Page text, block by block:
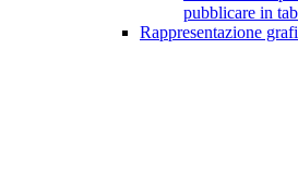
pubblicare in
Rappresentazione